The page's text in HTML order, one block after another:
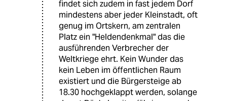
findet sich zudem in fast jedem Dorf
mindestens aber jeder Kleinstadt, oft
genug im Ortskern, am zentralen
Platz ein "Heldendenkmal" das die
ausführenden Verbrecher der
Weltkriege ehrt. Kein Wunder das
kein Leben im öffentlichen Raum
existiert und die Bürgersteige ab
18.30 hochgeklappt werden, solange